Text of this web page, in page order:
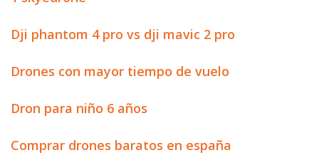
Dji phantom 4 pro vs dji mavic 2 pro
Drones con mayor tiempo de vuelo
Dron para niño 6 años
Comprar drones baratos en españa